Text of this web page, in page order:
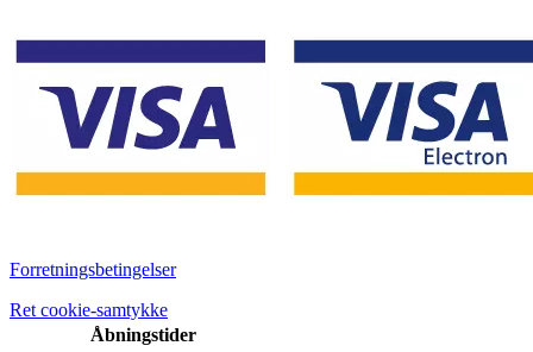
Forretningsbetingelser
Ret cookie-samtykke
Åbningstider